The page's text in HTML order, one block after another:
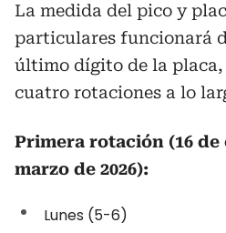
La medida del pico y
particulares funcionará
último dígito de la
cuatro rotaciones a lo
Primera rotación (16 de
marzo de 2026):
Lunes (5-6)